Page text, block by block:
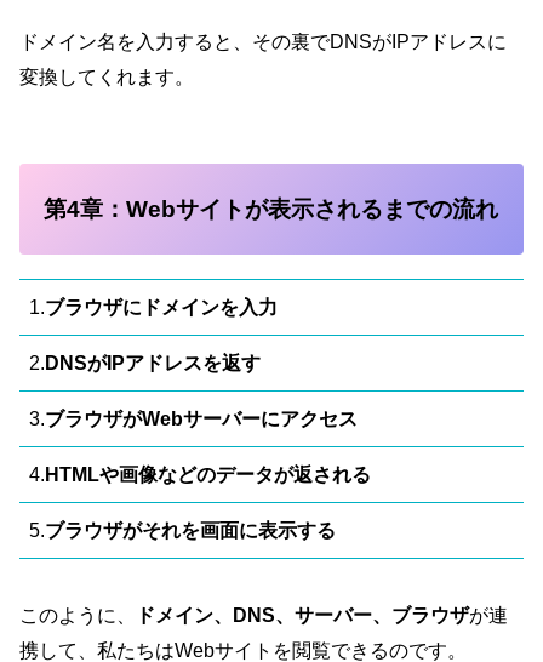
ドメイン名を入力すると、その裏でDNSがIPアドレスに
変換してくれます。
第4章：Webサイトが表示されるまでの流れ
1.ブラウザにドメインを入力
2. DNSがIPアドレスを返す
3.ブラウザがWebサーバーにアクセス
4. HTMLや画像などのデータが返される
5.ブラウザがそれを画面に表示する
このように、 ドメイン、DNS、サーバー、ブラウザが連
携して、私たちはWebサイトを閲覧できるのです。